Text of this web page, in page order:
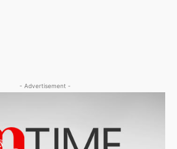
- Advertisement -